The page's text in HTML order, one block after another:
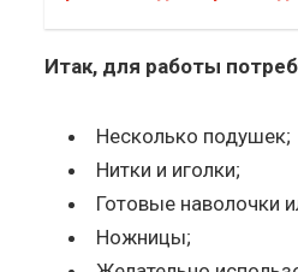
Итак, для работы
Несколько подушек;
Нитки и иголки;
Готовые наволочки
Ножницы;